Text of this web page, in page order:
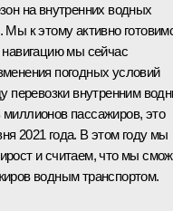
на внутренних водных
к этому активно
мы сейчас
погодных условий
перевозки внутренним
пассажиров, это
2021 года. В этом году мы
и считаем, что мы
водным транспортом.